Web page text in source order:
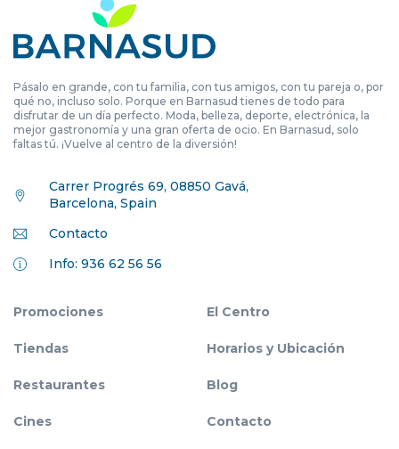
Pásalo en grande, con tu familia, con tus amigos, con tu pareja o, por
qué no, incluso solo. Porque en Barnasud tienes de todo para
disfrutar de un día perfecto. Moda, belleza, deporte, electrónica, la
mejor gastronomía y una gran oferta de ocio. En Barnasud, solo
faltas tú. ¡Vuelve al centro de la diversión!
Carrer Progrés 69, 08850 Gavá,
Barcelona, Spain
Contacto
Info: 936 62 56 56
Promociones
Tiendas
Restaurantes
Cines
El Centro
Horarios y Ubicación
Blog
Contacto